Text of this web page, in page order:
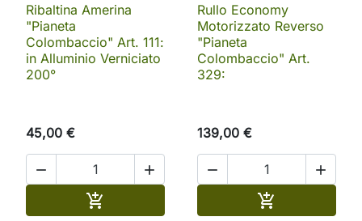
Ribaltina Amerina
"Pianeta
Colombaccio" Art. 111:
in Alluminio Verniciato
200°
45,00 €
 

Rullo Economy
Motorizzato Reverso
"Pianeta
Colombaccio" Art.
329:
139,00 €
 
